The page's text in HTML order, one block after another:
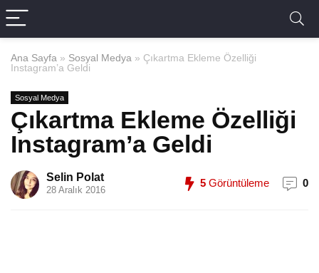
Ana Sayfa » Sosyal Medya » Çıkartma Ekleme Özelliği
Instagram’a Geldi
Sosyal Medya
Çıkartma Ekleme Özelliği
Instagram’a Geldi
Selin Polat
28 Aralık 2016
5 Görüntüleme 0